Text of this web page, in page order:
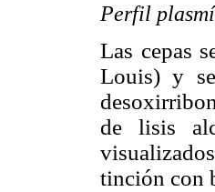
Perfil
Las cepas
Louis) y
de lisis
tinción con